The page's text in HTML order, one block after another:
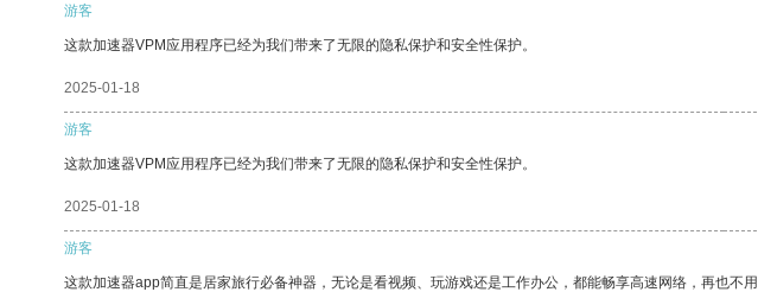
游客
这款加速器VPM应用程序已经为我们带来了无限的隐私保护和安全性保护。
2025-01-18
游客
这款加速器VPM应用程序已经为我们带来了无限的隐私保护和安全性保护。
2025-01-18
游客
这款加速器app简直是居家旅行必备神器，无论是看视频、玩游戏还是工作办公，都能畅享高速网络，再也